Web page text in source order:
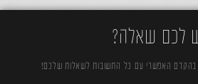
לכם שאלה?
בהקדם האפשרי עם כל התשובות לשאלות שלכם!